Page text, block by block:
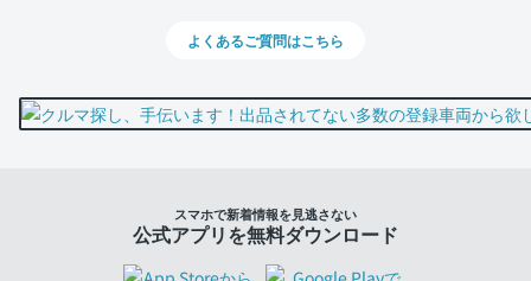
よくあるご質問はこちら
スマホで新着情報を見逃さない
公式アプリを無料ダウンロード